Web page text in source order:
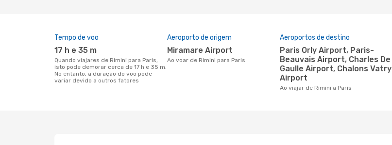
Tempo de voo
17 h e 35 m
Quando viajares de Rimini para Paris,
isto pode demorar cerca de 17 h e 35 m.
No entanto, a duração do voo pode
variar devido a outros fatores
Aeroporto de origem
Miramare Airport
Ao voar de Rimini para Paris
Aeroportos de destino
Paris Orly Airport, Paris-
Beauvais Airport, Charles De
Gaulle Airport, Chalons Vatry
Airport
Ao viajar de Rimini a Paris